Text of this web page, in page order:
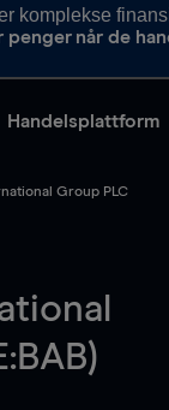
komplekse
når de
Handelsplattform
Group PLC